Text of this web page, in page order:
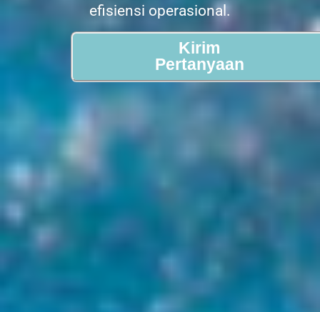
efisiensi operasional.
Kirim
Pertanyaan